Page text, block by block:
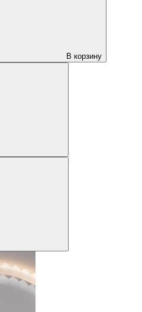
В корзину